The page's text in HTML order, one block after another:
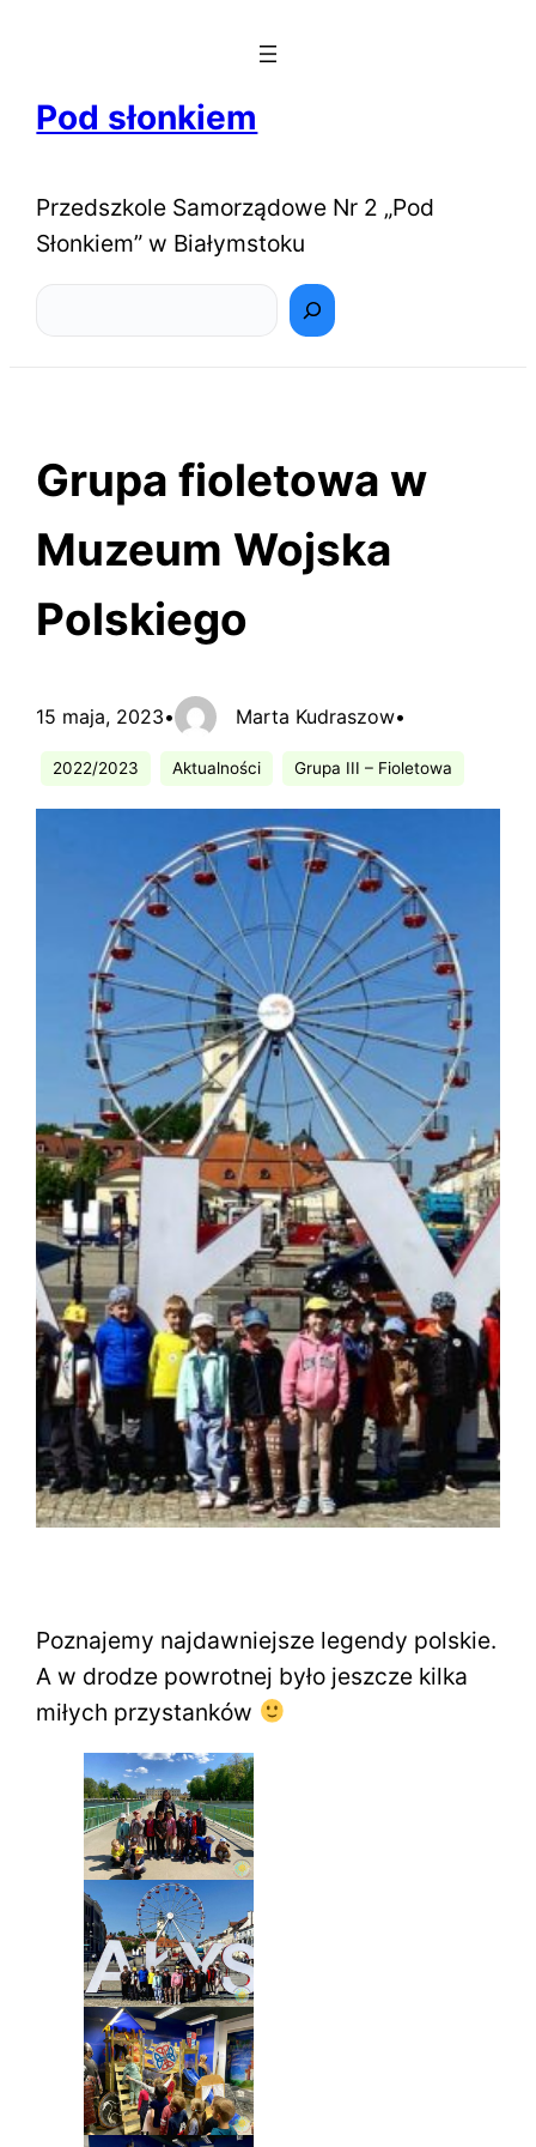
Pod słonkiem
Przedszkole Samorządowe Nr 2 „Pod
Słonkiem” w Białymstoku
Grupa fioletowa w
Muzeum Wojska
Polskiego
15 maja, 2023• Marta Kudraszow•
2022/2023 Aktualności Grupa III – Fioletowa
Poznajemy najdawniejsze legendy polskie.
A w drodze powrotnej było jeszcze kilka
miłych przystanków